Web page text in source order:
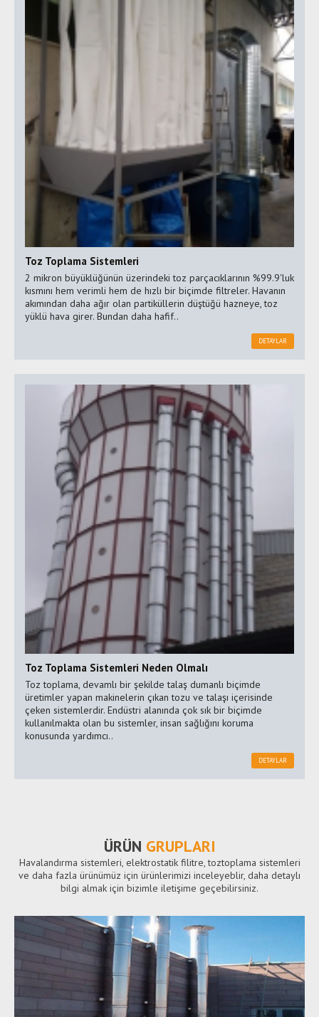
Toz Toplama Sistemleri
2 mikron büyüklüğünün üzerindeki toz parçacıklarının %99.9'luk
kısmını hem verimli hem de hızlı bir biçimde filtreler. Havanın
akımından daha ağır olan partiküllerin düştüğü hazneye, toz
yüklü hava girer. Bundan daha hafif..
DETAYLAR
Toz Toplama Sistemleri Neden Olmalı
Toz toplama, devamlı bir şekilde talaş dumanlı biçimde
üretimler yapan makinelerin çıkan tozu ve talaşı içerisinde
çeken sistemlerdir. Endüstri alanında çok sık bir biçimde
kullanılmakta olan bu sistemler, insan sağlığını koruma
konusunda yardımcı..
DETAYLAR
ÜRÜN GRUPLARI
Havalandırma sistemleri, elektrostatik filitre, toztoplama sistemleri
ve daha fazla ürünümüz için ürünlerimizi inceleyeblir, daha detaylı
bilgi almak için bizimle iletişime geçebilirsiniz.